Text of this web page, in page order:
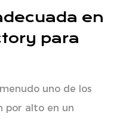
en
para
uno de los
por alto en un